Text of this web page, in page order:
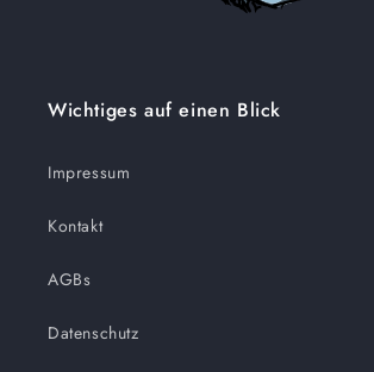
Wichtiges auf einen Blick
Impressum
Kontakt
AGBs
Datenschutz